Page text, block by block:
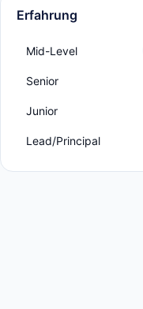
Erfahrung
Mid-Level
Senior
Junior
Lead/Principal